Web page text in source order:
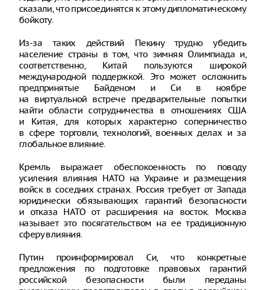
сказали, что присоединятся к этому дипломатическому
бойкоту.
Из-за таких действий Пекину трудно убедить
население страны в том, что зимняя Олимпиада и,
соответственно, Китай пользуются широкой
международной поддержкой. Это может осложнить
предпринятые Байденом и Си в ноябре
на виртуальной встрече предварительные попытки
найти области сотрудничества в отношениях США
и Китая, для которых характерно соперничество
в сфере торговли, технологий, военных делах и за
глобальное влияние.
Кремль выражает обеспокоенность по поводу
усиления влияния НАТО на Украине и размещения
войск в соседних странах. Россия требует от Запада
юридически обязывающих гарантий безопасности
и отказа НАТО от расширения на восток. Москва
называет это посягательством на ее традиционную
сферу влияния.
Путин проинформировал Си, что конкретные
предложения по подготовке правовых гарантий
российской безопасности были переданы